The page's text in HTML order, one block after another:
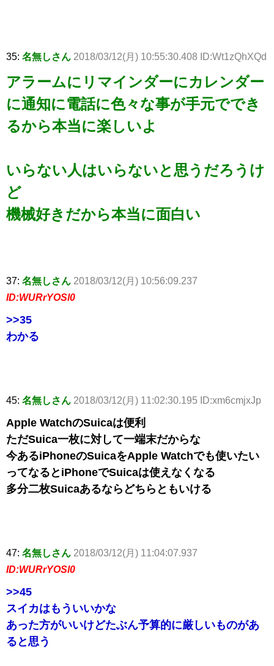
35: 名無しさん 2018/03/12(月) 10:55:30.408 ID:Wt1zQhXQd
アラームにリマインダーにカレンダー
に通知に電話に色々な事が手元ででき
るから本当に楽しいよ
いらない人はいらないと思うだろうけ
ど
機械好きだから本当に面白い
37: 名無しさん 2018/03/12(月) 10:56:09.237
ID:WURrYOSl0
>>35
わかる
45: 名無しさん 2018/03/12(月) 11:02:30.195 ID:xm6cmjxJp
Apple WatchのSuicaは便利
ただSuica一枚に対して一端末だからな
今あるiPhoneのSuicaをApple Watchでも使いたい
ってなるとiPhoneでSuicaは使えなくなる
多分二枚Suicaあるならどちらともいける
47: 名無しさん 2018/03/12(月) 11:04:07.937
ID:WURrYOSl0
>>45
スイカはもういいかな
あった方がいいけどたぶん予算的に厳しいものがあ
ると思う